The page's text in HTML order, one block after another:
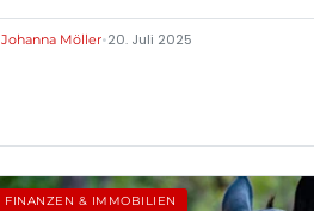
Johanna Möller•20. Juli 2025
FINANZEN & IMMOBILIEN